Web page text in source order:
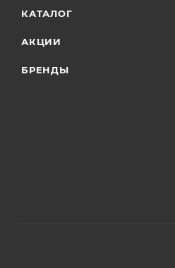
КАТАЛОГ
АКЦИИ
БРЕНДЫ